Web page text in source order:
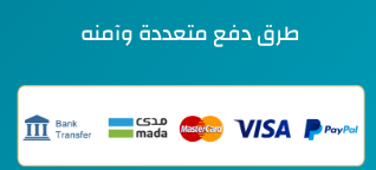
طرق دفع متعددة وآمنه